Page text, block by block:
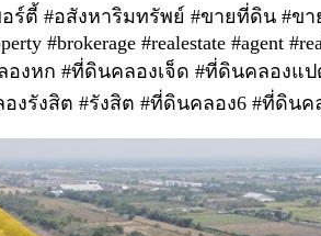
ร์ตี้ #อสังหาริมทรัพย์ #ขายที่ดิน #ข
#brokerage #realestate #agent
ลองหก #ที่ดินคลองเจ็ด #ที่ดินคลอ
งรังสิต #รังสิต #ที่ดินคลอง6 #ที่ดินค